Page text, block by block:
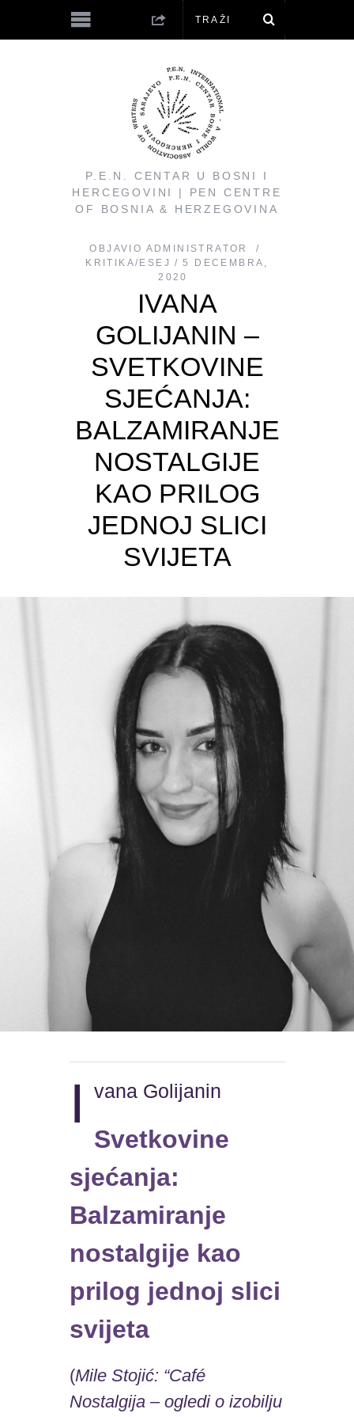
P.E.N. CENTAR U BOSNI I
HERCEGOVINI | PEN CENTRE
OF BOSNIA & HERZEGOVINA
OBJAVIO ADMINISTRATOR
KRITIKA/ESEJ
5 DECEMBRA,
2020
IVANA
GOLIJANIN –
SVETKOVINE
SJEĆANJA:
BALZAMIRANJE
NOSTALGIJE
KAO PRILOG
JEDNOJ SLICI
SVIJETA
I vana Golijanin
Svetkovine
sjećanja:
Balzamiranje
nostalgije kao
prilog jednoj slici
svijeta
(Mile Stojić: “Café
Nostalgija – ogledi o izobilju